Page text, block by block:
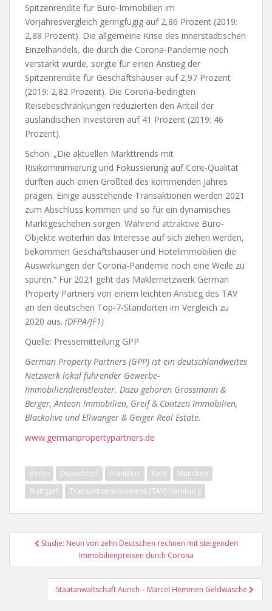
Spitzenrendite für Büro-Immobilien im
Vorjahresvergleich geringfügig auf 2,86 Prozent (2019:
2,88 Prozent). Die allgemeine Krise des innerstädtischen
Einzelhandels, die durch die Corona-Pandemie noch
verstärkt wurde, sorgte für einen Anstieg der
Spitzenrendite für Geschäftshäuser auf 2,97 Prozent
(2019: 2,82 Prozent). Die Corona-bedingten
Reisebeschränkungen reduzierten den Anteil der
ausländischen Investoren auf 41 Prozent (2019: 46
Prozent).
Schön: „Die aktuellen Markttrends mit
Risikominimierung und Fokussierung auf Core-Qualität
dürften auch einen Großteil des kommenden Jahres
prägen. Einige ausstehende Transaktionen werden 2021
zum Abschluss kommen und so für ein dynamisches
Marktgeschehen sorgen. Während attraktive Büro-
Objekte weiterhin das Interesse auf sich ziehen werden,
bekommen Geschäftshäuser und Hotelimmobilien die
Auswirkungen der Corona-Pandemie noch eine Weile zu
spüren.“ Für 2021 geht das Maklernetzwerk German
Property Partners von einem leichten Anstieg des TAV
an den deutschen Top-7-Standorten im Vergleich zu
2020 aus. (DFPA/JF1)
Quelle: Pressemitteilung GPP
German Property Partners (GPP) ist ein deutschlandweites
Netzwerk lokal führender Gewerbe-
Immobiliendienstleister. Dazu gehören Grossmann &
Berger, Anteon Immobilien, Greif & Contzen Immobilien,
Blackolive und Ellwanger & Geiger Real Estate.
www.germanpropertypartners.de
Berlin Düsseldorf Frankfurt Köln
München
Stuttgart
Transaktionsvolumens (TAV) Hamburg
Beitragsnavigation
Studie: Neun von zehn Deutschen rechnen mit steigenden
Immobilienpreisen durch Corona
Staatanwaltschaft Aurich – Marcel Hemmen Geldwäsche